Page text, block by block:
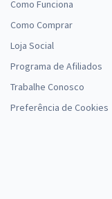
Como Funciona
Como Comprar
Loja Social
Programa de Afiliados
Trabalhe Conosco
Preferência de Cookies